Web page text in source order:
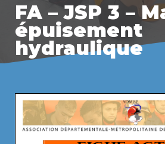
FA – JSP 3 –
épuisement
hydraulique